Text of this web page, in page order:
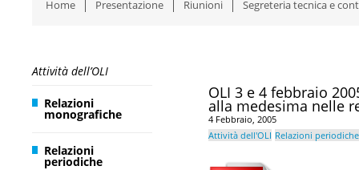
Home Presentazione Riunioni Segreteria tecnica e
Attività dell’OLI
Relazioni
monografiche
Relazioni
periodiche
OLI 3 e 4 febbraio
alla medesima nelle
4 Febbraio, 2005
Attività dell'OLI Relazioni periodiche